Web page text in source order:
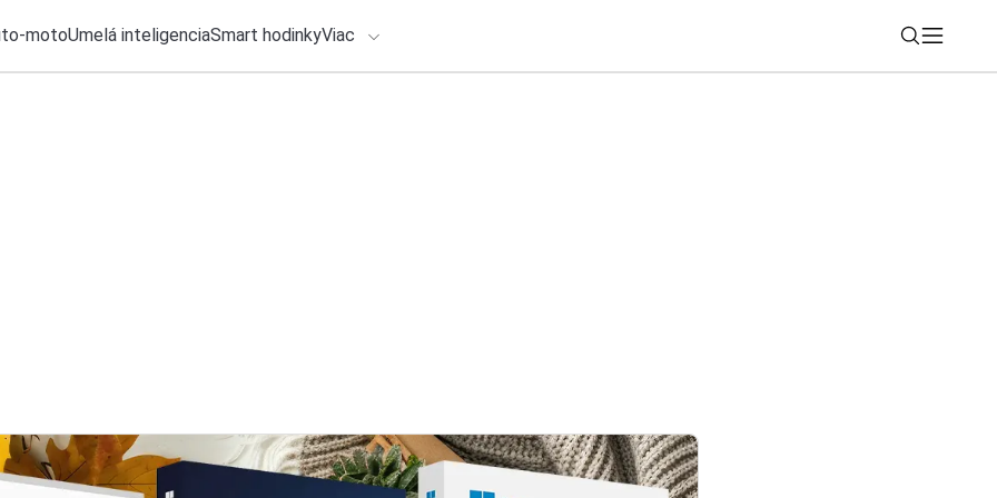
motoUmelá inteligenciaSmart hodinkyViac